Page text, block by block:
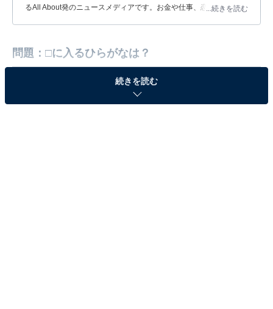
るAll About発のニュースメディアです。お金や仕事、恋愛、ITに関
...続きを読む
問題：□に入るひらがなは？
続きを読む